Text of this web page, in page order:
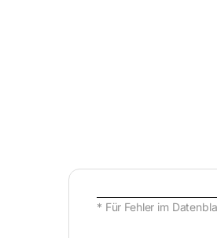
* Für Fehler im